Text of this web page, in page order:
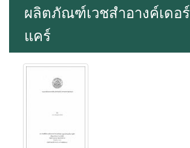
ผลิตภัณฑ์เวชสำอางค์เดอ
แคร์